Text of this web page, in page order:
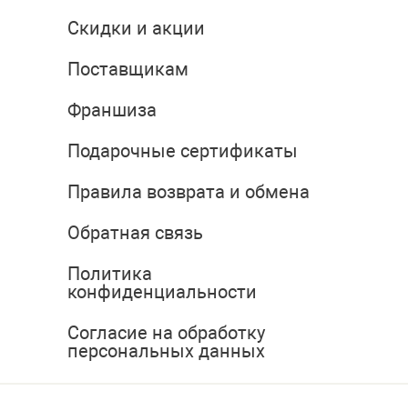
Скидки и акции
Поставщикам
Франшиза
Подарочные сертификаты
Правила возврата и обмена
Обратная связь
Политика
конфиденциальности
Согласие на обработку
персональных данных